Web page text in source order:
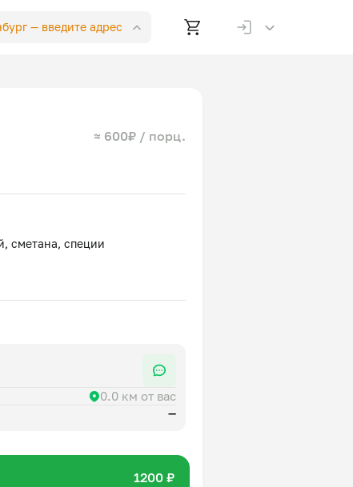
— введите адрес
≈ 600₽ / порц.
0.0 км от вас
—
1200 ₽